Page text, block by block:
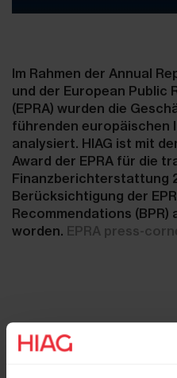
Im Rahmen der Annual
und der European Public
(EPRA) wurden die
führenden europäischen
analysiert. HIAG ist mit
Award der EPRA für die
Finanzberichterstattung
Berücksichtigung der
Recommendations (BPR)
worden. EPRA press-